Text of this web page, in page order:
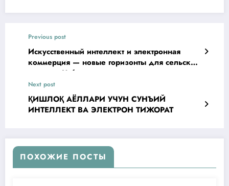
Previous post
Искусственный интеллект и электронная
коммерция — новые горизонты для сельских
женщин Узбекистана
Next post
ҚИШЛОҚ АЁЛЛАРИ УЧУН СУНЪИЙ
ИНТЕЛЛЕКТ ВА ЭЛЕКТРОН ТИЖОРАТ
ПОХОЖИЕ ПОСТЫ